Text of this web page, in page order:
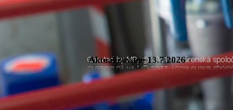
Aktualizované13.7.2026
Návrat na obsah